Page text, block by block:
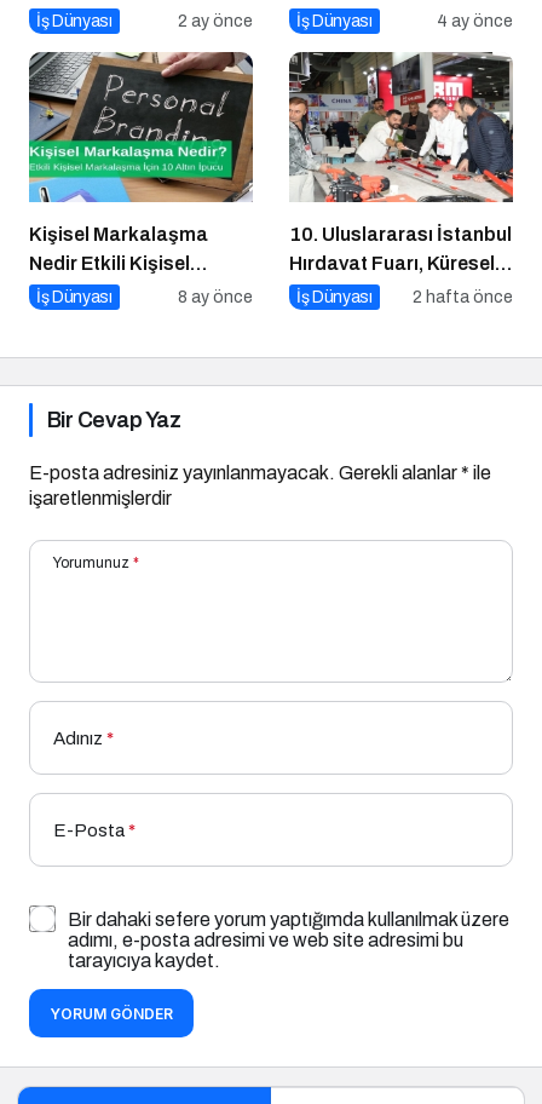
İçeriklerce Podcast
İş Dünyası 2 ay önce
Pazarlama Sohbetleri
İş Dünyası 4 ay önce
Kişisel Markalaşma
Nedir Etkili Kişisel
Markalaşma için 10 Altın
İş Dünyası 8 ay önce
10. Uluslararası İstanbul
Hırdavat Fuarı, Küresel
Ticaretin Yeni Merkezi
İş Dünyası 2 hafta önce
Bir Cevap Yaz
E-posta adresiniz yayınlanmayacak. Gerekli alanlar* ile
işaretlenmişlerdir
Yorumunuz *
Adınız *
E-Posta*
Bir dahaki sefere yorum yaptığımda kullanılmak üzere
adımı, e-posta adresimi ve web site adresimi bu
tarayıcıya kaydet.
YORUM GÖNDER